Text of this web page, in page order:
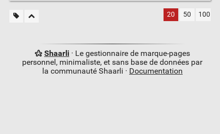
20 50 100
Shaarli· Le gestionnaire de marque-pages
personnel, minimaliste, et sans base de données par
la communauté Shaarli · Documentation